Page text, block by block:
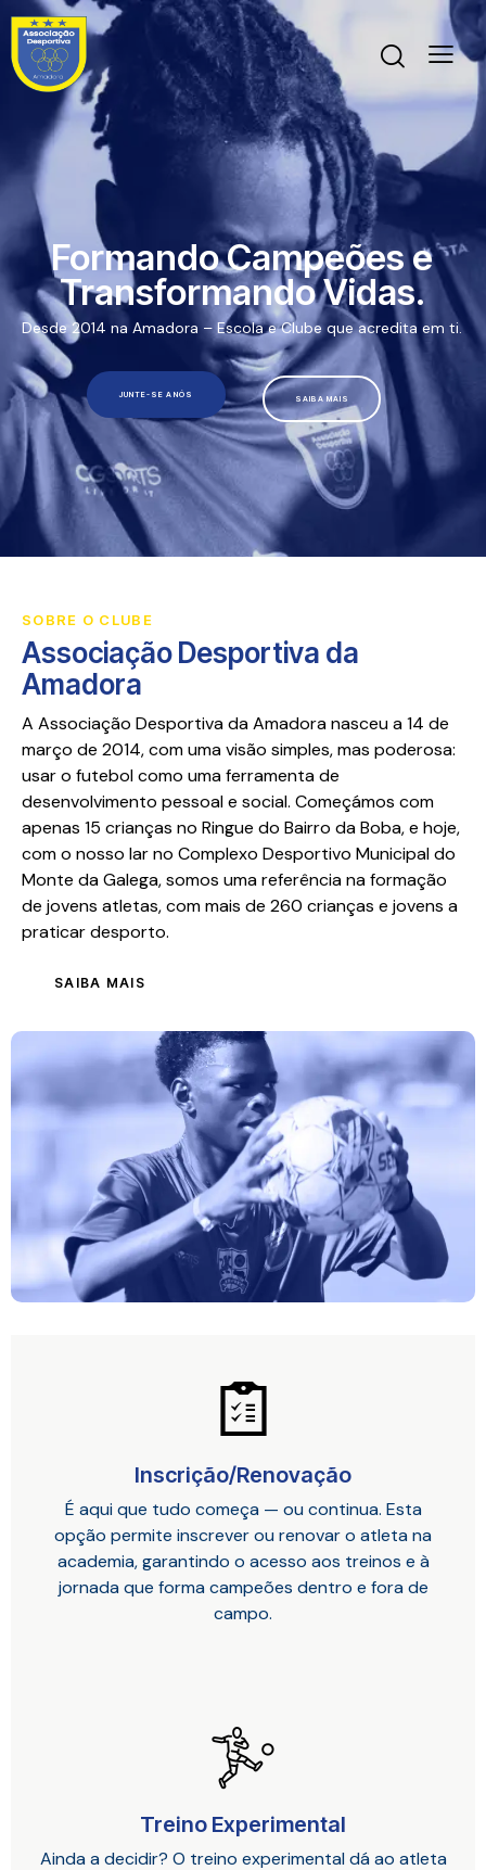
SAIBA MAIS
JUNTE-SE A NÓS
Desde 2014 na Amadora – Escola e Clube que acredita em ti.
Formando Campeões e
Transformando Vidas.
SOBRE O CLUBE
Associação Desportiva da
Amadora
A Associação Desportiva da Amadora nasceu a 14 de
março de 2014, com uma visão simples, mas poderosa:
usar o futebol como uma ferramenta de
desenvolvimento pessoal e social. Começámos com
apenas 15 crianças no Ringue do Bairro da Boba, e hoje,
com o nosso lar no Complexo Desportivo Municipal do
Monte da Galega, somos uma referência na formação
de jovens atletas, com mais de 260 crianças e jovens a
praticar desporto.
SAIBA MAIS
Inscrição/Renovação
É aqui que tudo começa — ou continua. Esta
opção permite inscrever ou renovar o atleta na
academia, garantindo o acesso aos treinos e à
jornada que forma campeões dentro e fora de
campo.
Treino Experimental
Ainda a decidir? O treino experimental dá ao atleta